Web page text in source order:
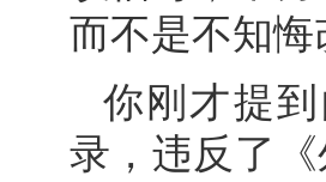
而不是不知
你刚才提
录，违反了